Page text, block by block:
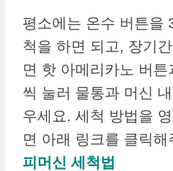
평소에는 온수 버튼을
척을 하면 되고, 장기
면 핫 아메리카노 버
씩 눌러 물통과 머신
우세요. 세척 방법을
면 아래 링크를 클릭
피머신 세척법